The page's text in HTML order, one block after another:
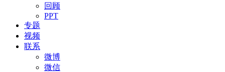
回顾
PPT
专题
视频
联系
微博
微信